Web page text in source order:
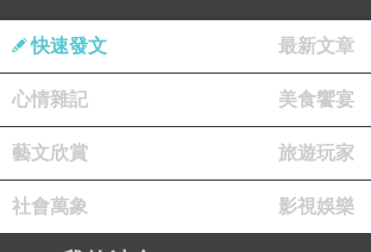
下一篇：紫川琪灩.食》(D7000)苓雅區‧越晚越多人
快速發文 最新文章
心情雜記 美食饗宴
藝文欣賞 旅遊玩家
社會萬象 影視娛樂